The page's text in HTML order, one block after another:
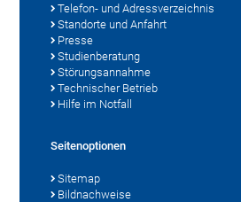
Telefon- und Adressverzeichnis
Standorte und Anfahrt
Presse
Studienberatung
Störungsannahme
Technischer Betrieb
Hilfe im Notfall
Seitenoptionen
Sitemap
Bildnachweise